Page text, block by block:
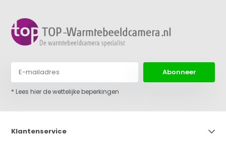
Abonneer
* Lees hier de wettelijke beperkingen
Klantenservice